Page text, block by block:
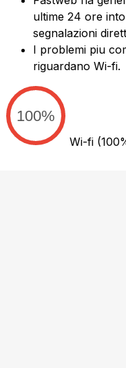
ultime 24 ore
segnalazioni
I problemi piu
riguardano Wi-fi.
100%
Wi-fi